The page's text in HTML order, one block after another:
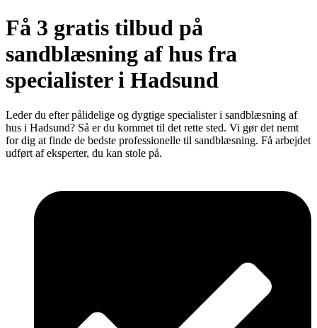
Få 3 gratis tilbud på
sandblæsning af hus fra
specialister i Hadsund
Leder du efter pålidelige og dygtige specialister i sandblæsning af
hus i Hadsund? Så er du kommet til det rette sted. Vi gør det nemt
for dig at finde de bedste professionelle til sandblæsning. Få arbejdet
udført af eksperter, du kan stole på.